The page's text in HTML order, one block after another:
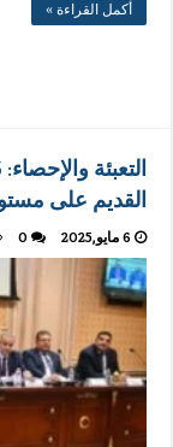
أكمل القراءة »
القديم على
6 مايو,2025 0